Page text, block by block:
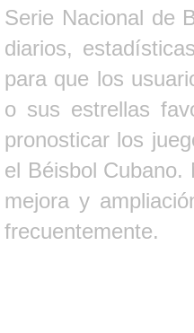
Serie Nacional de
diarios,
para que los
o sus estrellas
pronosticar los
el Béisbol Cubano.
mejora y
frecuentemente.